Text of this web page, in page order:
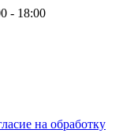
- 18:00
на обработку